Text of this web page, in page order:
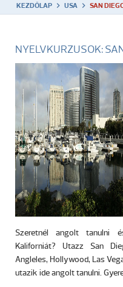
KEZDŐLAP USA SAN
NYELVKURZUSOK:
Szeretnél angolt tanulni
Kaliforniát? Utazz San
Angleles, Hollywood, Las
utazik ide angolt tanulni.